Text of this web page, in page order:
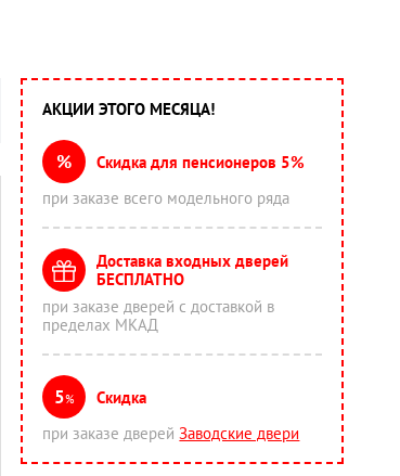
АКЦИИ ЭТОГО МЕСЯЦА!
%
Скидка для пенсионеров 5%
при заказе всего модельного ряда
Доставка входных дверей
БЕСПЛАТНО
при заказе дверей с доставкой в
пределах МКАД
5%
Скидка
при заказе дверейЗаводские двери